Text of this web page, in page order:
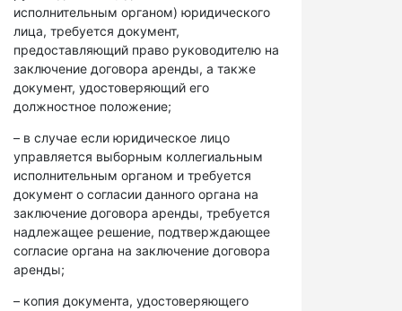
исполнительным органом) юридического
лица, требуется документ,
предоставляющий право руководителю на
заключение договора аренды, а также
документ, удостоверяющий его
должностное положение;
– в случае если юридическое лицо
управляется выборным коллегиальным
исполнительным органом и требуется
документ о согласии данного органа на
заключение договора аренды, требуется
надлежащее решение, подтверждающее
согласие органа на заключение договора
аренды;
– копия документа, удостоверяющего